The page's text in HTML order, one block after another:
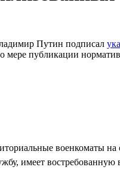
Путин подписал
публикации
военкоматы
имеет